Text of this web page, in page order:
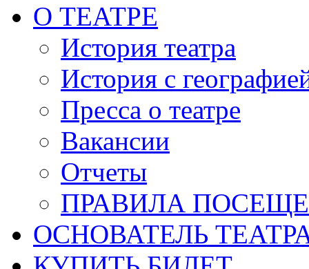
О ТЕАТРЕ
История театра
История с
Пресса о театре
Вакансии
Отчеты
ПРАВИЛА
ОСНОВАТЕЛЬ